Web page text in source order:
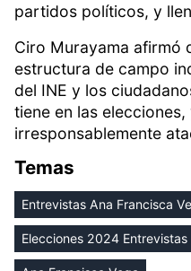
partidos políticos, y
Ciro Murayama afirmó
estructura de campo
del INE y los
tiene en las
irresponsablemente
Temas
Entrevistas Ana Francisca
Elecciones 2024 Entrevistas